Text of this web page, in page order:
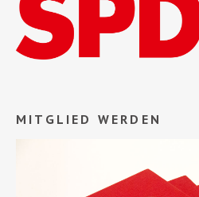
MITGLIED WERDEN